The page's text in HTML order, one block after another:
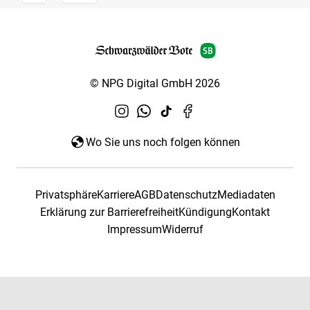
© NPG Digital GmbH 2026
Wo Sie uns noch folgen können
PrivatsphäreKarriereAGBDatenschutzMediadaten
Erklärung zur BarrierefreiheitKündigungKontakt
ImpressumWiderruf